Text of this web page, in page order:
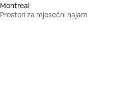
Montreal
Prostori za mjesečni najam